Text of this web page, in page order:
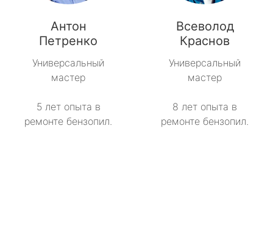
Антон
Петренко
Универсальный
мастер
5 лет опыта в
ремонте бензопил.
Всеволод
Краснов
Универсальный
мастер
8 лет опыта в
ремонте бензопил.